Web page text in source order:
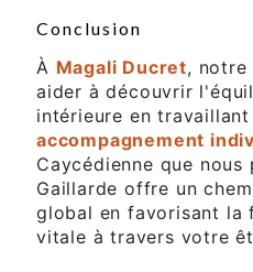
Conclusion
À Magali Ducret,
aider à découvrir
intérieure en
accompagnement
Caycédienne que
Gaillarde offre un
global en favorisant la
vitale à travers votre